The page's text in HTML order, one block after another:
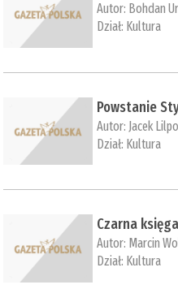
Autor: Bohdan
Dział: Kultura
Powstanie
Autor: Jacek
Dział: Kultura
Czarna
Autor: Marcin
Dział: Kultura